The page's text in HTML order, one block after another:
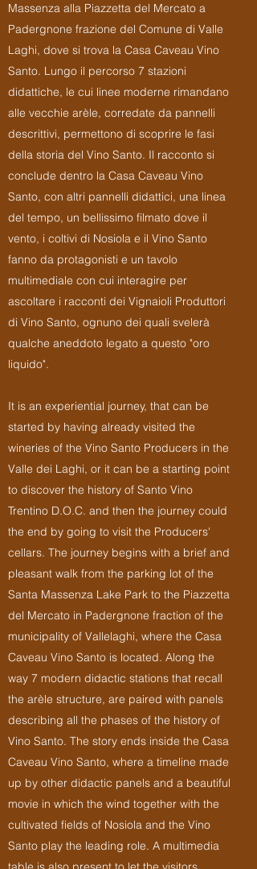
Massenza alla Piazzetta del Mercato a
Padergnone frazione del Comune di Valle
Laghi, dove si trova la Casa Caveau Vino
Santo. Lungo il percorso 7 stazioni
didattiche, le cui linee moderne rimandano
alle vecchie arèle, corredate da pannelli
descrittivi, permettono di scoprire le fasi
della storia del Vino Santo. Il racconto si
conclude dentro la Casa Caveau Vino
Santo, con altri pannelli didattici, una linea
del tempo, un bellissimo filmato dove il
vento, i coltivi di Nosiola e il Vino Santo
fanno da protagonisti e un tavolo
multimediale con cui interagire per
ascoltare i racconti dei Vignaioli Produttori
di Vino Santo, ognuno dei quali svelerà
qualche aneddoto legato a questo "oro
liquido".
It is an experiential journey, that can be
started by having already visited the
wineries of the Vino Santo Producers in the
Valle dei Laghi, or it can be a starting point
to discover the history of Santo Vino
Trentino D.O.C. and then the journey could
the end by going to visit the Producers'
cellars. The journey begins with a brief and
pleasant walk from the parking lot of the
Santa Massenza Lake Park to the Piazzetta
del Mercato in Padergnone fraction of the
municipality of Vallelaghi, where the Casa
Caveau Vino Santo is located. Along the
way 7 modern didactic stations that recall
the arèle structure, are paired with panels
describing all the phases of the history of
Vino Santo. The story ends inside the Casa
Caveau Vino Santo, where a timeline made
up by other didactic panels and a beautiful
movie in which the wind together with the
cultivated fields of Nosiola and the Vino
Santo play the leading role. A multimedia